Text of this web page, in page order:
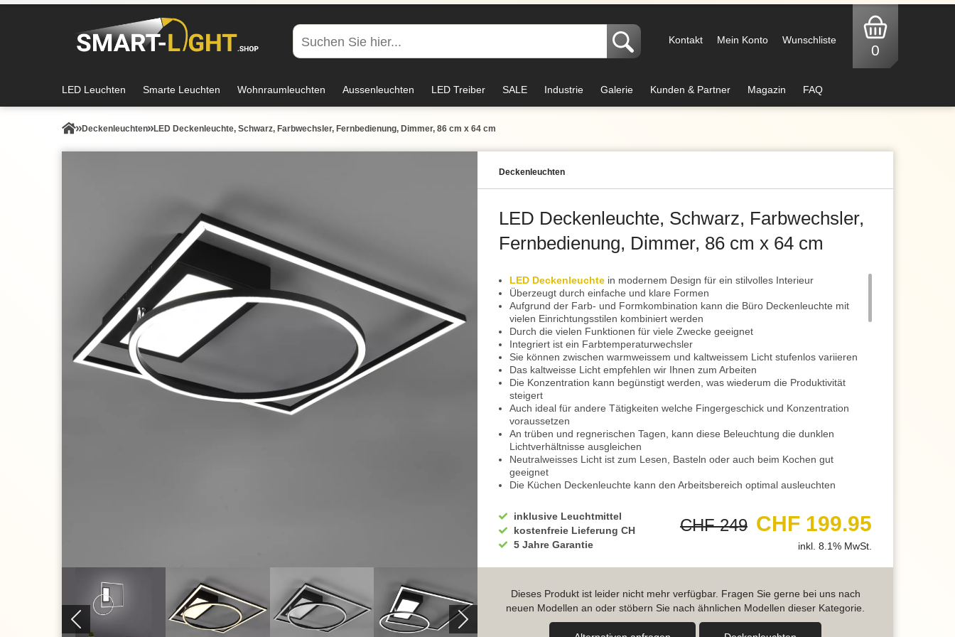
Kontakt Mein Konto Wunschliste
0
LED Leuchten Smarte Leuchten Wohnraumleuchten Aussenleuchten LED Treiber SALE Industrie Galerie Kunden & Partner Magazin FAQ
Decken­leuchten LED Deckenleuchte, Schwarz, Farbwechsler, Fernbedienung, Dimmer, 86 cm x 64 cm
Decken­leuchten
LED Deckenleuchte, Schwarz, Farbwechsler,
Fernbedienung, Dimmer, 86 cm x 64 cm
LED Deckenleuchte in modernem Design für ein stilvolles Interieur
Überzeugt durch einfache und klare Formen
Aufgrund der Farb- und Formkombination kann die Büro Deckenleuchte mit
vielen Einrichtungsstilen kombiniert werden
Durch die vielen Funktionen für viele Zwecke geeignet
Integriert ist ein Farbtemperaturwechsler
Sie können zwischen warmweissem und kaltweissem Licht stufenlos variieren
Das kaltweisse Licht empfehlen wir Ihnen zum Arbeiten
Die Konzentration kann begünstigt werden, was wiederum die Produktivität
steigert
Auch ideal für andere Tätigkeiten welche Fingergeschick und Konzentration
voraussetzen
An trüben und regnerischen Tagen, kann diese Beleuchtung die dunklen
Lichtverhältnisse ausgleichen
Neutralweisses Licht ist zum Lesen, Basteln oder auch beim Kochen gut
geeignet
Die Küchen Deckenleuchte kann den Arbeitsbereich optimal ausleuchten
Schaffen Sie sich eine Lichtstimmung zum Entspannen
Zusätzlich ist ein Dimmer integriert, hierdurch ist das Licht noch flexibler und
schafft mehr Komfort
Zum Arbeiten, Kochen, Putzen, Lesen, Basteln und ähnlichen Tätigkeiten ist die
Für eine tolle Hintergrundbeleuchtung eignet sich die ganz sanfte Lichtintensität
Zum Beispiel beim Filmschauen eine passende Lichtstimmung
Integriert ist eine Memoryfunktion
inklusive Leuchtmittel
kostenfreie Lieferung CH
5 Jahre Garantie
CHF 249 CHF 199.95
inkl. 8.1% MwSt.
Dieses Produkt ist leider nicht mehr verfügbar. Fragen Sie gerne bei uns nach
neuen Modellen an oder stöbern Sie nach ähnlichen Modellen dieser Kategorie.